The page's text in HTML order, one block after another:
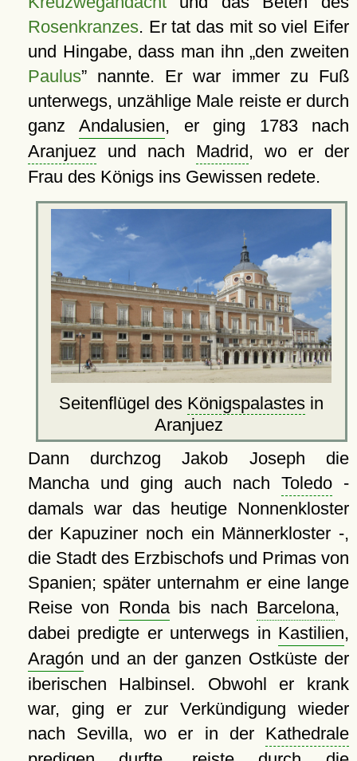
Rosenkranzes. Er tat das mit so viel Eifer
und Hingabe, dass man ihn den zweiten
Paulus nannte. Er war immer zu Fuß
unterwegs, unzählige Male reiste er durch
ganzAndalusien, er ging 1783 nach
Aranjuez und nach Madrid, wo er der
Frau des Königs ins Gewissen redete.
Seitenflügel des Königspalastes in
Aranjuez
Dann durchzog Jakob Joseph die
Mancha und ging auch nach Toledo-
damals war das heutige Nonnenkloster
der Kapuziner noch ein Männerkloster -,
die Stadt des Erzbischofs und Primas von
Spanien; später unternahm er eine lange
Reise von Rondabis nach Barcelona, ​​
dabei predigte er unterwegs in Kastilien,
Aragón und an der ganzen Ostküste der
iberischen Halbinsel. Obwohl er krank
war, ging er zur Verkündigung wieder
nach Sevilla, wo er in der Kathedrale